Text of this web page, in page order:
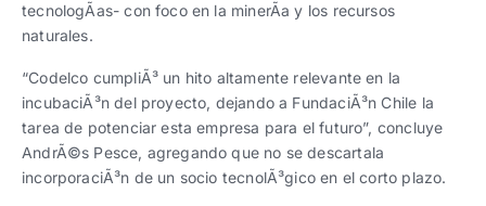
tecnologÃ­as- con foco en la minerÃ­a y los recursos
naturales.
“Codelco cumpliÃ³ un hito altamente relevante en la
incubaciÃ³n del proyecto, dejando a FundaciÃ³n Chile la
tarea de potenciar esta empresa para el futuro”, concluye
AndrÃ©s Pesce, agregando que no se descartala
incorporaciÃ³n de un socio tecnolÃ³gico en el corto plazo.